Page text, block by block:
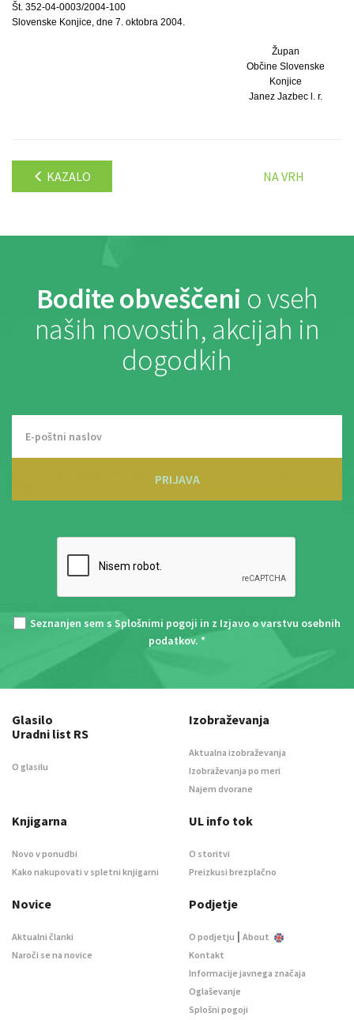
Št. 352-04-0003/2004-100
Slovenske Konjice, dne 7. oktobra 2004.
Župan
Občine Slovenske
Konjice
Janez Jazbec l. r.
KAZALO NA VRH
Bodite obveščeni o vseh
naših novostih, akcijah in
dogodkih
PRIJAVA
Seznanjen sem s Splošnimi pogoji in z Izjavo o varstvu osebnih
podatkov. *
Glasilo
Uradni list RS
O glasilu
Izobraževanja
Aktualna izobraževanja
Izobraževanja po meri
Najem dvorane
Knjigarna
Novo v ponudbi
Kako nakupovati v spletni knjigarni
UL info tok
O storitvi
Preizkusi brezplačno
Novice
Aktualni članki
Naroči se na novice
Podjetje
O podjetju | About
Kontakt
Informacije javnega značaja
Oglaševanje
Splošni pogoji